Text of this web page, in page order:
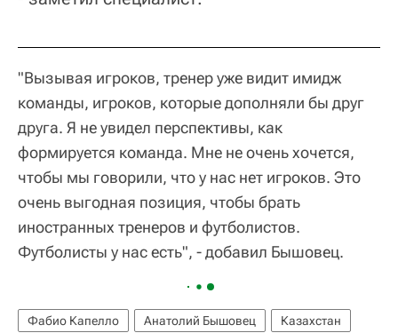
"Вызывая игроков, тренер уже видит имидж
команды, игроков, которые дополняли бы друг
друга. Я не увидел перспективы, как
формируется команда. Мне не очень хочется,
чтобы мы говорили, что у нас нет игроков. Это
очень выгодная позиция, чтобы брать
иностранных тренеров и футболистов.
Футболисты у нас есть", - добавил Бышовец.
Фабио Капелло Анатолий Бышовец
Казахстан